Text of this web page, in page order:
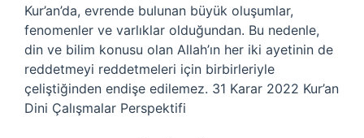
Kur’an’da, evrende bulunan büyük oluşumlar,
fenomenler ve varlıklar olduğundan. Bu nedenle,
din ve bilim konusu olan Allah’ın her iki ayetinin de
reddetmeyi reddetmeleri için birbirleriyle
çeliştiğinden endişe edilemez. 31 Karar 2022 Kur’an
Dini Çalışmalar Perspektifi